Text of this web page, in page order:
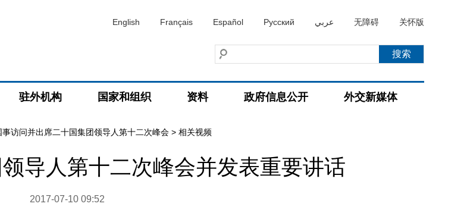
English Français Español Русский عربي 无障碍 关怀版
驻外机构 国家和组织 资料 政府信息公开 外交新媒体
访问并出席二十国集团领导人第十二次峰会 > 相关视频
导人第十二次峰会并发表重要讲话
2017-07-10 09:52